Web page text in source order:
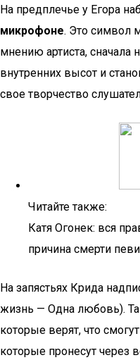
На предплечье у Егора
микрофоне. Это символ
мнению артиста, сначала
внутренних высот и
свое творчество
Читайте также:
Катя Огонек: вся
причина смерти
На запястьях Крида
жизнь — Одна любовь).
которые верят, что
которые пронесут